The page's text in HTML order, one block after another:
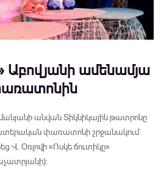
Աբովյանի ամենամյա
անվան Տիկնիկային թատրոնը
փառատոնի շրջանակում
Վ. Օռլովի «Ոսկե ճուտիկը»